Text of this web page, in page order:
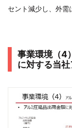
セント減少し、外需
事業環境（4
に対する当